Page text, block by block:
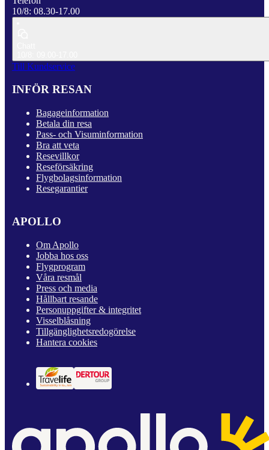
10/8: 08.30-17.00
Till Kundservice
INFÖR RESAN
Bagageinformation
Betala din resa
Pass- och Visuminformation
Bra att veta
Resevillkor
Reseförsäkring
Flygbolagsinformation
Resegarantier
APOLLO
Om Apollo
Jobba hos oss
Flygprogram
Våra resmål
Press och media
Hållbart resande
Personuppgifter & integritet
Visselblåsning
Tillgänglighetsredogörelse
Hantera cookies